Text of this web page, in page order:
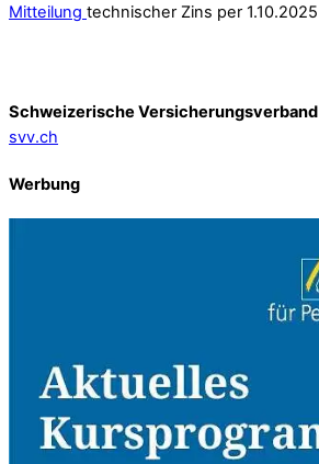
Mitteilung technischer Zins per 1.10.2025
Schweizerische
svv.ch
Werbung